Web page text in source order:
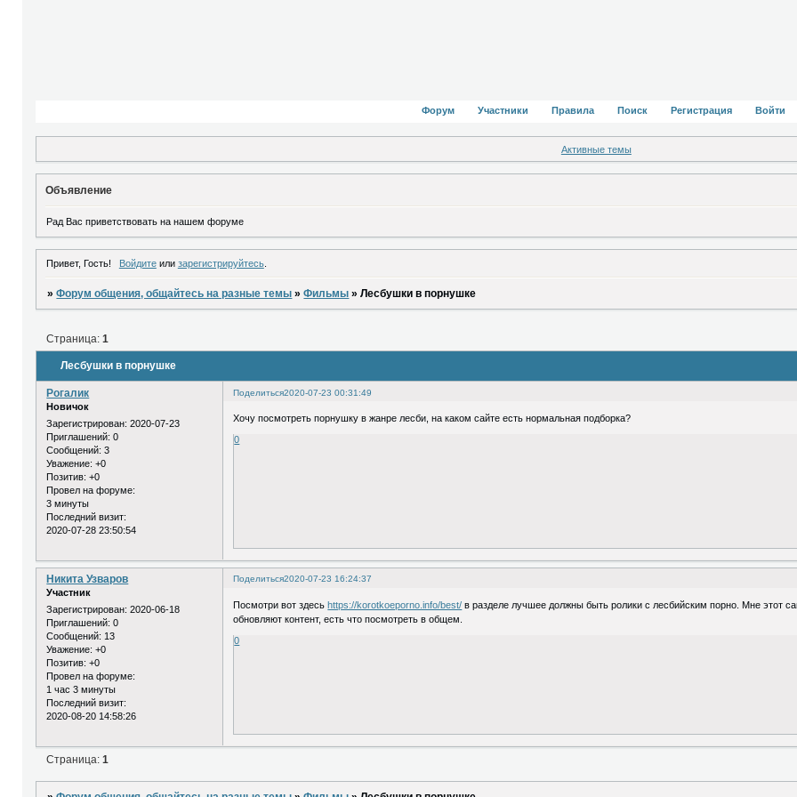
Форум Участники Правила Поиск Регистрация Войти
Активные темы
Объявление
Рад Вас приветствовать на нашем форуме
Привет, Гость! Войдитеили зарегистрируйтесь.
»Форум общения, общайтесь на разные темы »Фильмы »Лесбушки в порнушке
Лесбушки в порнушке
Страница:1
Поделиться2020-07-23 00:31:49
Рогалик
Новичок
Зарегистрирован: 2020-07-23
Приглашений: 0
Сообщений: 3
Уважение: +0
Позитив: +0
Провел на форуме:
3 минуты
Последний визит:
2020-07-28 23:50:54
Хочу посмотреть порнушку в жанре лесби, на каком сайте есть нормальная подборка?
0
Поделиться2020-07-23 16:24:37
Никита Узваров
Участник
Зарегистрирован: 2020-06-18
Приглашений: 0
Сообщений: 13
Уважение: +0
Позитив: +0
Провел на форуме:
1 час 3 минуты
Последний визит:
2020-08-20 14:58:26
Посмотри вот здесьhttps://korotkoeporno.info/best/ в разделе лучшее должны быть ролики с лесбийским порно. Мне этот
обновляют контент, есть что посмотреть в общем.
0
Страница:1